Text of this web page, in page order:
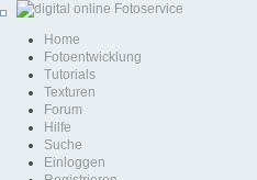
Home
Fotoentwicklung
Tutorials
Texturen
Forum
Hilfe
Suche
Einloggen